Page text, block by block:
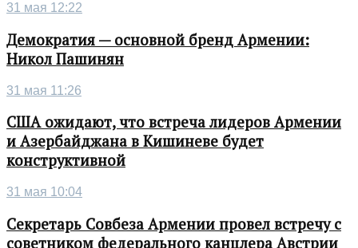
31 мая 12:22
Демократия — основной бренд Армении:
Никол Пашинян
31 мая 11:26
США ожидают, что встреча лидеров Армении
и Азербайджана в Кишиневе будет
конструктивной
31 мая 10:04
Секретарь Совбеза Армении провел встречу с
советником федерального канцлера Австрии